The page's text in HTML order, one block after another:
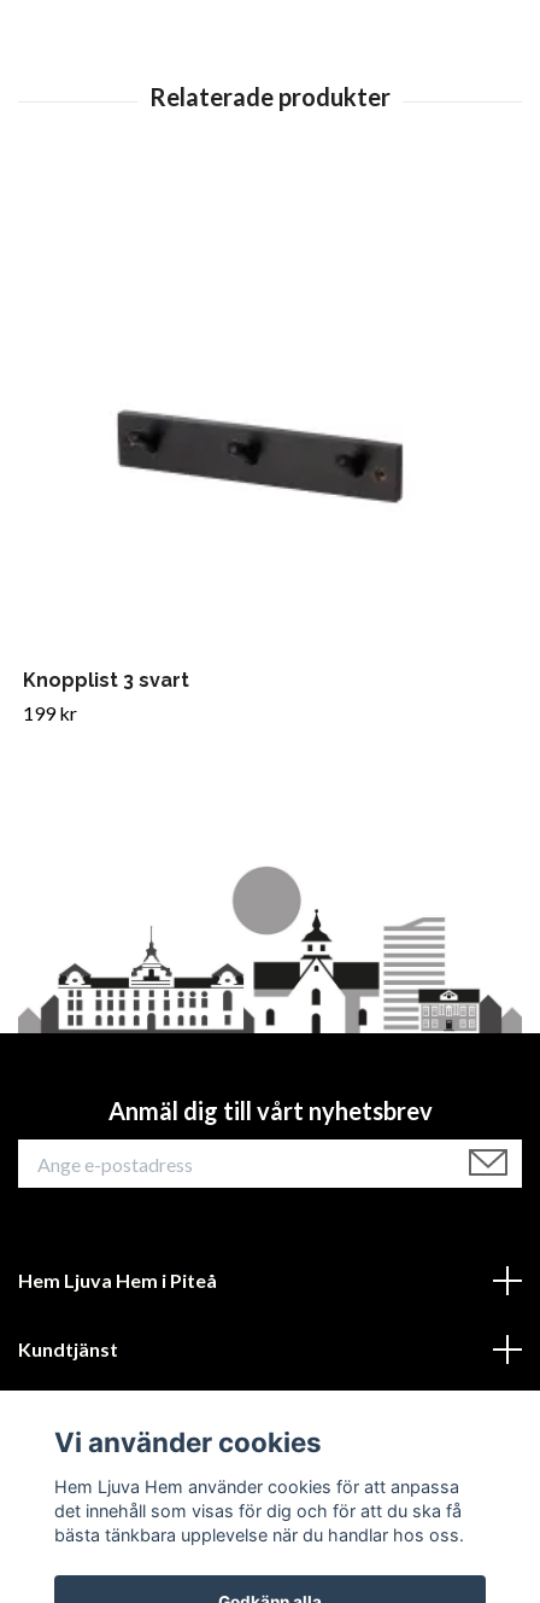
Knopplist 3 svart
199 kr
Anmäl dig till vårt nyhetsbrev
Hem Ljuva Hem i Piteå
Kundtjänst
Sociala medier
Vi använder cookies
Hem Ljuva Hem använder cookies för att anpassa
det innehåll som visas för dig och för att du ska få
bästa tänkbara upplevelse när du handlar hos oss.